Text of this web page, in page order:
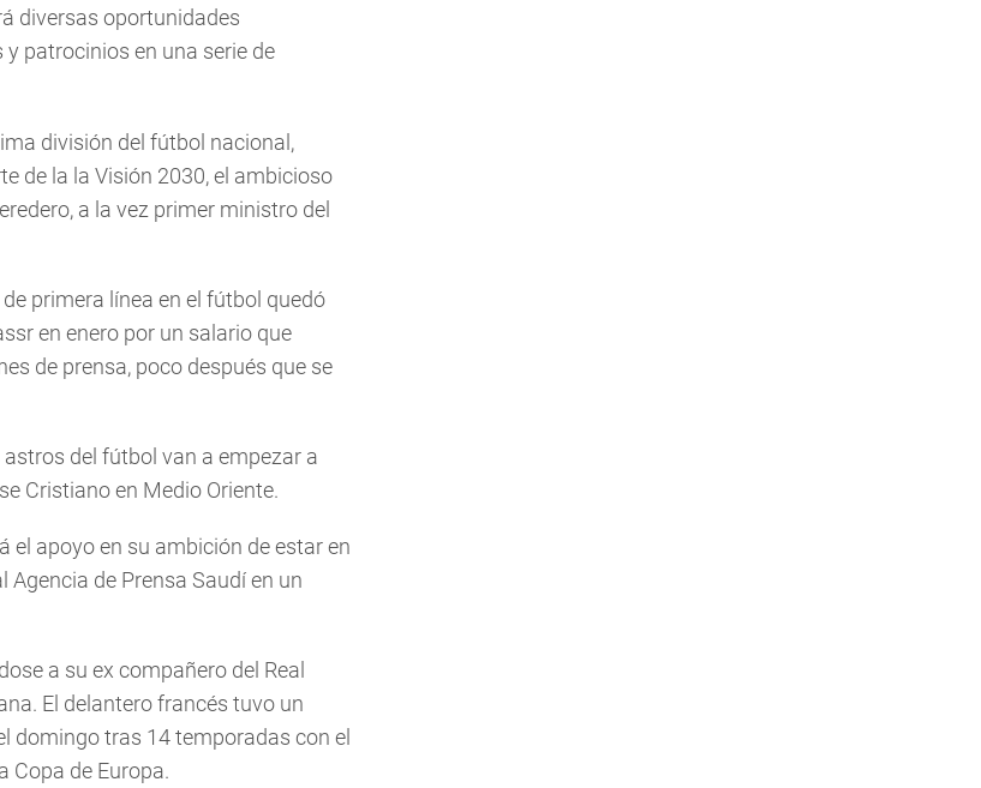
diversas oportunidades
patrocinios en una serie de
división del fútbol nacional,
de la la Visión 2030, el ambicioso
a la vez primer ministro del
primera línea en el fútbol quedó
en enero por un salario que
de prensa, poco después que se
del fútbol van a empezar a
Cristiano en Medio Oriente.
el apoyo en su ambición de estar en
Agencia de Prensa Saudí en un
a su ex compañero del Real
El delantero francés tuvo un
domingo tras 14 temporadas con el
Copa de Europa.